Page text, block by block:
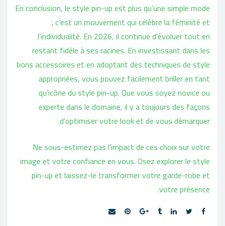
En conclusion, le style pin-up est plus qu’une simple mode
; c’est un mouvement qui célèbre la féminité et
l’individualité. En 2026, il continue d’évoluer tout en
restant fidèle à ses racines. En investissant dans les
bons accessoires et en adoptant des techniques de style
appropriées, vous pouvez facilement briller en tant
qu’icône du style pin-up. Que vous soyez novice ou
experte dans le domaine, il y a toujours des façons
d’optimiser votre look et de vous démarquer.
Ne sous-estimez pas l’impact de ces choix sur votre
image et votre confiance en vous. Osez explorer le style
pin-up et laissez-le transformer votre garde-robe et
votre présence.
Share: